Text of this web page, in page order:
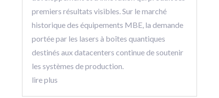
premiers résultats visibles. Sur le marché
historique des équipements MBE, la demande
portée par les lasers à boîtes quantiques
destinés aux datacenters continue de soutenir
les systèmes de production.
lire plus